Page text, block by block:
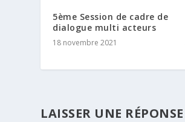
5ème Session de cadre de
dialogue multi acteurs
18 novembre 2021
LAISSER UNE RÉPONSE